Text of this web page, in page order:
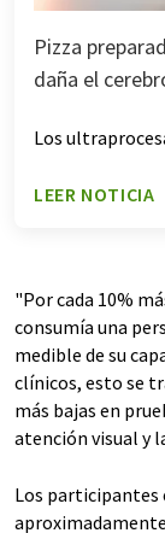
Pizza
daña el
Los
LEER NOTICIA
"Por cada 10%
consumía una
medible de su
clínicos, esto se
más bajas en
atención visual y
Los participantes